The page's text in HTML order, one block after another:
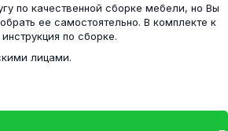
16 900 ₽
стол со шкафом...
по качественной сборке мебели, но Вы
ее самостоятельно. В комплекте к
по сборке.
лицами.